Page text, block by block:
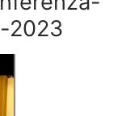
2023